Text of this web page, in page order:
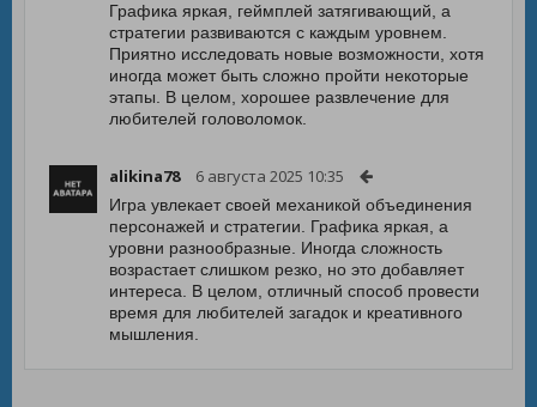
Графика яркая, геймплей затягивающий, а
стратегии развиваются с каждым уровнем.
Приятно исследовать новые возможности, хотя
иногда может быть сложно пройти некоторые
этапы. В целом, хорошее развлечение для
любителей головоломок.
alikina78 6 августа 2025 10:35
Игра увлекает своей механикой объединения
персонажей и стратегии. Графика яркая, а
уровни разнообразные. Иногда сложность
возрастает слишком резко, но это добавляет
интереса. В целом, отличный способ провести
время для любителей загадок и креативного
мышления.